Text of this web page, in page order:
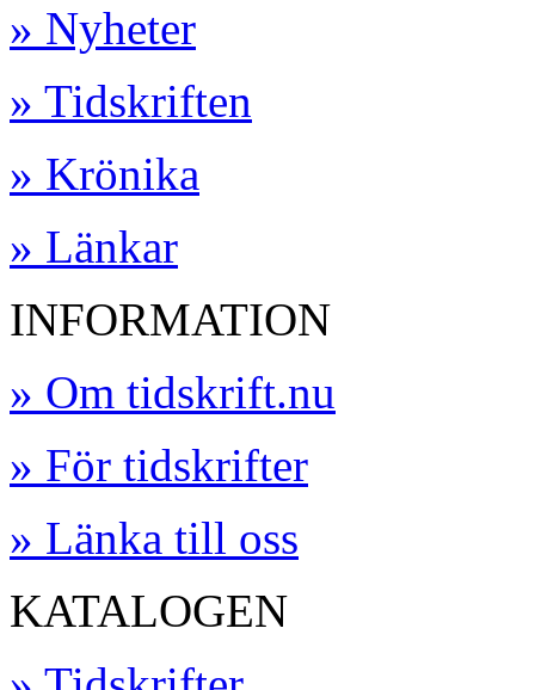
» Nyheter
» Tidskriften
» Krönika
» Länkar
INFORMATION
» Om tidskrift.nu
» För tidskrifter
» Länka till oss
KATALOGEN